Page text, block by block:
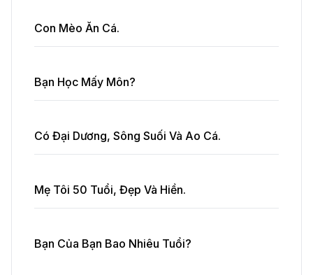
Con Mèo Ăn Cá.
Bạn Học Mấy Môn?
Có Đại Dương, Sông Suối Và Ao Cá.
Mẹ Tôi 50 Tuổi, Đẹp Và Hiền.
Bạn Của Bạn Bao Nhiêu Tuổi?